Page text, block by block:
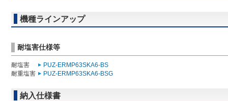
機種ラインアップ
耐塩害仕様等
耐塩害
PUZ-ERMP63SKA6-BS
耐重塩害
PUZ-ERMP63SKA6-BSG
納入仕様書